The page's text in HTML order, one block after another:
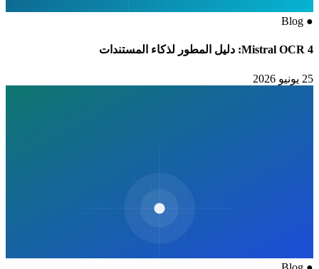
●
Blog
Mistral OCR 4: دليل المطور لذكاء المستندات
25 يونيو 2026